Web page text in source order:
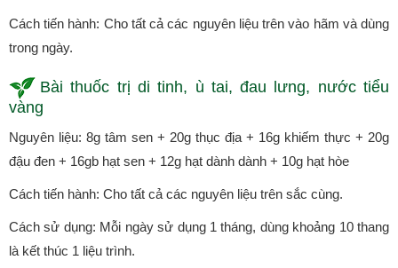
Cách tiến hành: Cho tất cả các nguyên liệu trên vào hãm và dùng
trong ngày.
Bài thuốc trị di tinh, ù tai, đau lưng, nước tiểu
vàng
Nguyên liệu: 8g tâm sen + 20g thục địa + 16g khiếm thực + 20g
đậu đen + 16gb hạt sen + 12g hạt dành dành + 10g hạt hòe
Cách tiến hành: Cho tất cả các nguyên liệu trên sắc cùng.
Cách sử dụng: Mỗi ngày sử dụng 1 tháng, dùng khoảng 10 thang
là kết thúc 1 liệu trình.